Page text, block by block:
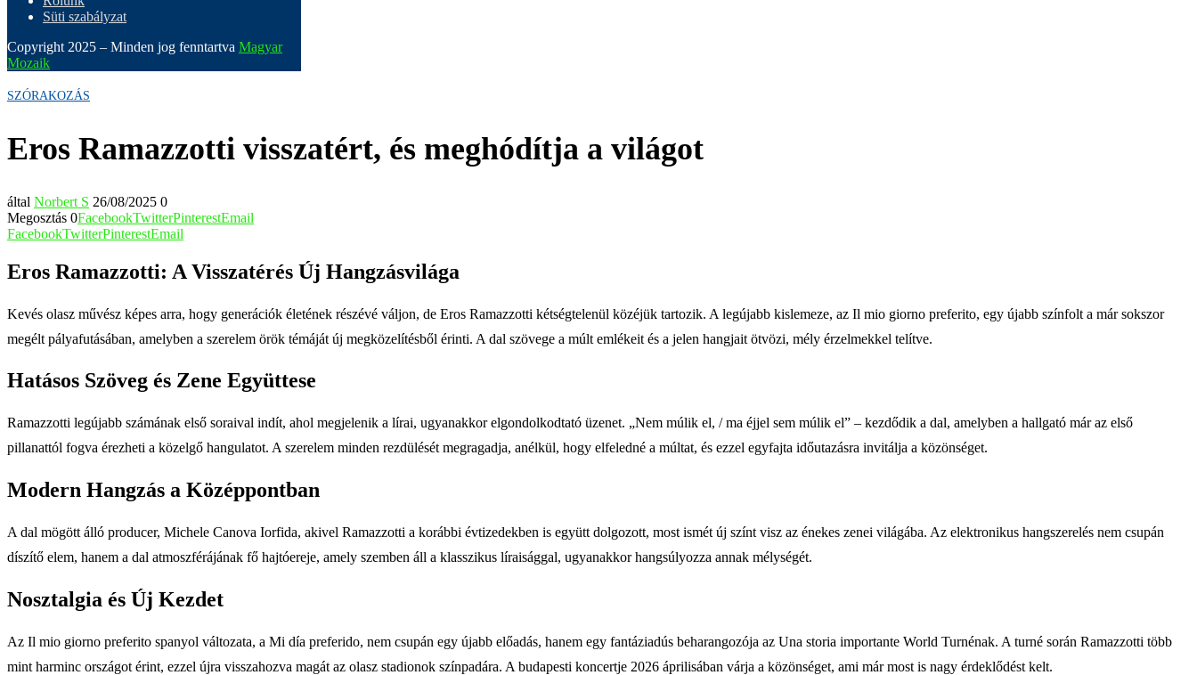
Süti szabályzat
Copyright 2025 – Minden jog fenntartva Magyar
Mozaik
SZÓRAKOZÁS
Eros Ramazzotti visszatért, és meghódítja a világot
által Norbert S 26/08/2025 0
Megosztás 0FacebookTwitterPinterestEmail
FacebookTwitterPinterestEmail
Eros Ramazzotti: A Visszatérés Új Hangzásvilága
Kevés olasz művész képes arra, hogy generációk életének részévé váljon, de Eros Ramazzotti kétségtelenül közéjük tartozik. A legújabb kislemeze, az Il mio giorno preferito, egy újabb színfolt a már sokszor
megélt pályafutásában, amelyben a szerelem örök témáját új megközelítésből érinti. A dal szövege a múlt emlékeit és a jelen hangjait ötvözi, mély érzelmekkel telítve.
Hatásos Szöveg és Zene Együttese
Ramazzotti legújabb számának első soraival indít, ahol megjelenik a lírai, ugyanakkor elgondolkodtató üzenet. „Nem múlik el, / ma éjjel sem múlik el” – kezdődik a dal, amelyben a hallgató már az első
pillanattól fogva érezheti a közelgő hangulatot. A szerelem minden rezdülését megragadja, anélkül, hogy elfeledné a múltat, és ezzel egyfajta időutazásra invitálja a közönséget.
Modern Hangzás a Középpontban
A dal mögött álló producer, Michele Canova Iorfida, akivel Ramazzotti a korábbi évtizedekben is együtt dolgozott, most ismét új színt visz az énekes zenei világába. Az elektronikus hangszerelés nem csupán
díszítő elem, hanem a dal atmoszférájának fő hajtóereje, amely szemben áll a klasszikus líraisággal, ugyanakkor hangsúlyozza annak mélységét.
Nosztalgia és Új Kezdet
Az Il mio giorno preferito spanyol változata, a Mi día preferido, nem csupán egy újabb előadás, hanem egy fantáziadús beharangozója az Una storia importante World Turnénak. A turné során Ramazzotti több
mint harminc országot érint, ezzel újra visszahozva magát az olasz stadionok színpadára. A budapesti koncertje 2026 áprilisában várja a közönséget, ami már most is nagy érdeklődést kelt.